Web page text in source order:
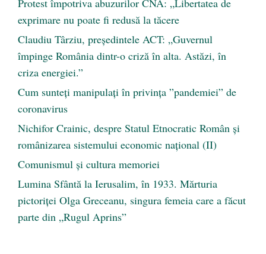
Protest împotriva abuzurilor CNA: „Libertatea de
exprimare nu poate fi redusă la tăcere
Claudiu Târziu, președintele ACT: „Guvernul
împinge România dintr-o criză în alta. Astăzi, în
criza energiei.”
Cum sunteți manipulați în privința ”pandemiei” de
coronavirus
Nichifor Crainic, despre Statul Etnocratic Român şi
românizarea sistemului economic naţional (II)
Comunismul şi cultura memoriei
Lumina Sfântă la Ierusalim, în 1933. Mărturia
pictoriței Olga Greceanu, singura femeia care a făcut
parte din „Rugul Aprins”